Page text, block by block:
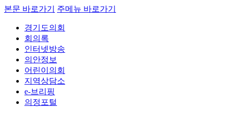
본문 바로가기 주메뉴 바로가기
경기도의회
회의록
인터넷방송
의안정보
어린이의회
지역상담소
e-브리핑
의정포털